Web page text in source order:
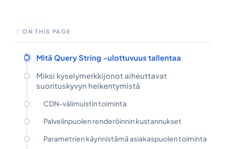
ON THIS PAGE
Mitä Query String -ulottuvuus tallentaa
Miksi kyselymerkkijonot aiheuttavat
suorituskyvyn heikentymistä
CDN-välimuistin toiminta
Palvelinpuolen renderöinnin kustannukset
Parametrien käynnistämä asiakaspuolen toiminta